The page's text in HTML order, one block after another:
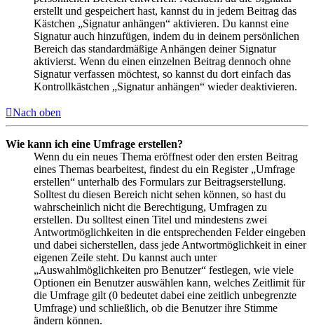
erstellt und gespeichert hast, kannst du in jedem Beitrag das
Kästchen „Signatur anhängen“ aktivieren. Du kannst eine
Signatur auch hinzufügen, indem du in deinem persönlichen
Bereich das standardmäßige Anhängen deiner Signatur
aktivierst. Wenn du einen einzelnen Beitrag dennoch ohne
Signatur verfassen möchtest, so kannst du dort einfach das
Kontrollkästchen „Signatur anhängen“ wieder deaktivieren.
Nach oben
Wie kann ich eine Umfrage erstellen?
Wenn du ein neues Thema eröffnest oder den ersten Beitrag
eines Themas bearbeitest, findest du ein Register „Umfrage
erstellen“ unterhalb des Formulars zur Beitragserstellung.
Solltest du diesen Bereich nicht sehen können, so hast du
wahrscheinlich nicht die Berechtigung, Umfragen zu
erstellen. Du solltest einen Titel und mindestens zwei
Antwortmöglichkeiten in die entsprechenden Felder eingeben
und dabei sicherstellen, dass jede Antwortmöglichkeit in einer
eigenen Zeile steht. Du kannst auch unter
„Auswahlmöglichkeiten pro Benutzer“ festlegen, wie viele
Optionen ein Benutzer auswählen kann, welches Zeitlimit für
die Umfrage gilt (0 bedeutet dabei eine zeitlich unbegrenzte
Umfrage) und schließlich, ob die Benutzer ihre Stimme
ändern können.